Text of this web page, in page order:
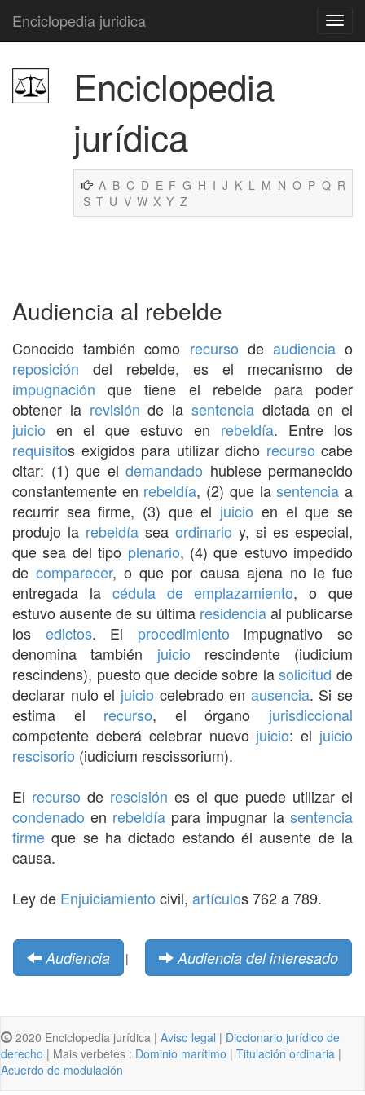
Enciclopedia juridica
Enciclopedia
jurídica
A B C D E F G H I J K L M N O P Q R
S T U V W X Y Z
Audiencia al rebelde
Conocido también como recurso de audienciao
reposición del rebelde, es el mecanismo de
impugnación que tiene el rebelde para poder
obtener la revisión de la sentenciadictada en el
juicio en el que estuvo en rebeldía. Entre los
requisitos exigidos para utilizar dicho recurso cabe
citar: (1) que el demandado hubiese permanecido
constantemente en rebeldía, (2) que lasentencia a
recurrir sea firme, (3) que el juicio en el que se
produjo la rebeldía sea ordinario y, si es especial,
que sea del tipo plenario, (4) que estuvo impedido
decomparecer, o que por causa ajena no le fue
entregada la cédula de emplazamiento, o que
estuvo ausente de su última residenciaal publicarse
los edictos. El procedimiento impugnativo se
denomina también juicio rescindente (iudicium
rescindens), puesto que decide sobre lasolicitud de
declarar nulo el juicio celebrado en ausencia. Si se
estima el recurso, el órgano jurisdiccional
competente deberá celebrar nuevo juicio: el juicio
rescisorio (iudicium rescissorium).
El recurso de rescisión es el que puede utilizar el
condenado en rebeldía para impugnar la sentencia
firme que se ha dictado estando él ausente de la
causa.
Ley de Enjuiciamiento civil, artículos 762 a 789.
Audiencia | Audiencia del interesado
2020 Enciclopedia jurídica | Aviso legal | Diccionario jurídico de
derecho | Mais verbetes : Dominio marítimo | Titulación ordinaria |
Acuerdo de modulación